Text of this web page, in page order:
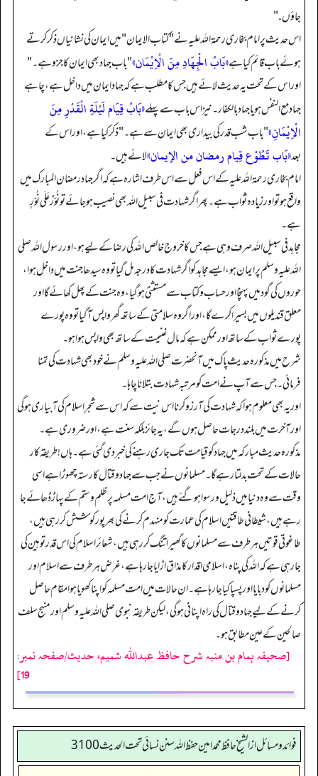
جاؤں."
اس حدیث پر امام بخاری رحمة الله علیه نے "کتاب الایمان" میں ایمان کی نشانیاں ذکر کرتے
ہوئے باب قائم کیا ہے«بَابُ الْجِهَادِ مِنَ الْاِيْمَان»"باب جہاد بھی ایمان کا جزو ہے۔ "
اور اس کے تحت یہ حدیث لائے ہیں جس کا مطلب ہے کہ جہاد ایمان میں داخل ہے، چاہے
جہاد مع النفس ہو یا جہاد بالکفار۔ نیز اس باب سے پہلے«بَابُ قِيَام لَيْلَةِ الْقَدْرِ مِنَ
الْاِيْمَانِ»"باب شب قدر کی بیداری بھی ایمان سے ہے۔ " ذکر کیا ہے، اور اس کے
بعد«بَاب تَطُوْع قِيام رمضان من الإيمان»لائے ہیں۔
امام بخاری رحمة الله علیه کے اس فعل سے اس طرف اشارہ ہے کہ اگر جہاد رمضان المبارک میں
واقع ہو تو اور زیادہ ثواب ہے۔ پھر اگر شہادت فی سبیل الله بھی نصیب ہو جائے تو نُوْرٌ عَلَی نُوْرٍ
ہے۔
مجاہد فی سبیل الله صرف وہی ہے جس کا خروج خالص الله کی رضا کے لیے ہو، اور رسول الله صلی
الله علیہ وسلم پر ایمان ہو، ایسے مجاہد کو اگر شہادت کا درجہ مل گیا تو وہ سیدھا جنت میں داخل ہوا،
حوروں کی گود میں پہنچا اور حساب و کتاب سے مستثنیٰ ہوگیا، وہ جنت کے پھل کھائے گا اور
معلق قندیلوں میں بسیرا کرے گا، اور اگر وہ سلامتی کے ساتھ گھر واپس آگیا تو وہ پورے
پورے ثواب کے ساتھ اور ممکن ہے کہ مال غنیمت کے ساتھ بھی واپس ہوا ہو۔
شرح میں مذکورہ حدیث پاک میں آنحضرت صلی الله علیہ وسلم نے خود بھی شہادت کی تمنا
فرمائی۔ جس سے آپ نے امت کو مرتبہ شہادت بتلانا چاہا۔
اور یہ بھی معلوم ہوا کہ شہادت کی آرزو کرنا اس نیت سے کہ اس سے شجرِ اسلام کی آبیاری ہوگی
اور آخرت میں بلند درجات حاصل ہوں گے، یہ جائز بلکہ سنت ہے، اور ضروری ہے۔
مذکورہ حدیث مبارکہ میں جہاد کو قیامت تک جاری رہنے کی خبر دی گئی ہے۔ ہاں! طریقہ کار
حالات کے تحت بدلتا رہے گا۔ مسلمانوں نے جب سے جہاد و قتال کا رستہ چھوڑا ہے اسی
وقت سے وہ دنیا میں ذلیل و رسوا ہو گئے ہیں، آج امت مسلمہ پر ظلم و ستم کے پہاڑ ڈھائے جا
رہے ہیں، شیطانی طاقتیں اسلام کی عمارت کو منہدم کرنے کی بھرپور کوشش کر رہی ہیں،
طاغوتی قوتیں ہر طرف سے مسلمانوں کا گھیرا تنگ کر رہی ہیں، شعائر اسلام کی اس قدر توہین کی
جا رہی ہے کہ الله کی پناہ، اسلامی اقدار کا مذاق اڑایا جا رہا ہے، غرض ہر طرف سے اسلام اور
مسلمانوں کو دبایا اور پسپا کیا جا رہا ہے۔ ان حالات میں امت مسلمہ کو اپنا کھویا ہوا مقام حاصل
کرنے کے لیے جہاد و قتال کی راہ اپنانی ہوگی، لیکن طریقہ نبوی صلی الله علیہ وسلم اور منہج سلف
صالحین کے عین مطابق ہو۔
[صحیفہ ہمام بن منبہ شرح حافظ عبداللہ شمیم، حدیث/صفحہ نمبر:
19]
فوائد ومسائل از الشيخ حافظ محمد امين حفظ الله سنن نسائي تحت الحديث3100